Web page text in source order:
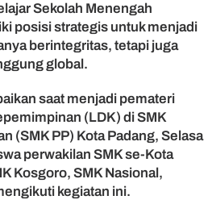
Sekolah Menengah
posisi strategis untuk menjadi
berintegritas, tetapi juga
global.
saat menjadi pemateri
(LDK) di SMK
(SMK PP) Kota Padang, Selasa
perwakilan SMK se-Kota
Kosgoro, SMK Nasional,
kegiatan ini.